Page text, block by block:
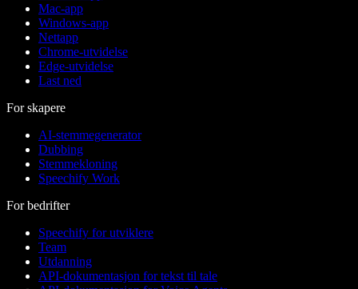
Mac-app
Windows-app
Nettapp
Chrome-utvidelse
Edge-utvidelse
Last ned
For skapere
AI-stemmegenerator
Dubbing
Stemmekloning
Speechify Work
For bedrifter
Speechify for utviklere
Team
Utdanning
API-dokumentasjon for tekst til tale